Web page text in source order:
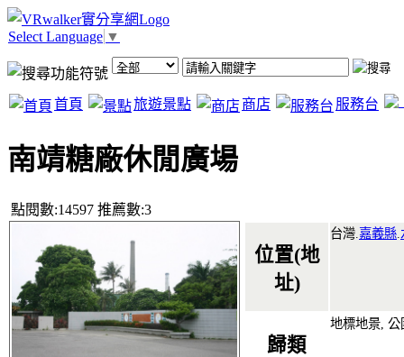
Select Language ▼
首頁 旅遊景點 商店 服務台
南靖糖廠休閒廣場
點閱數:14597 推薦數:3
位置(地
址)
台灣. 嘉義縣
歸類
地標地景, 公